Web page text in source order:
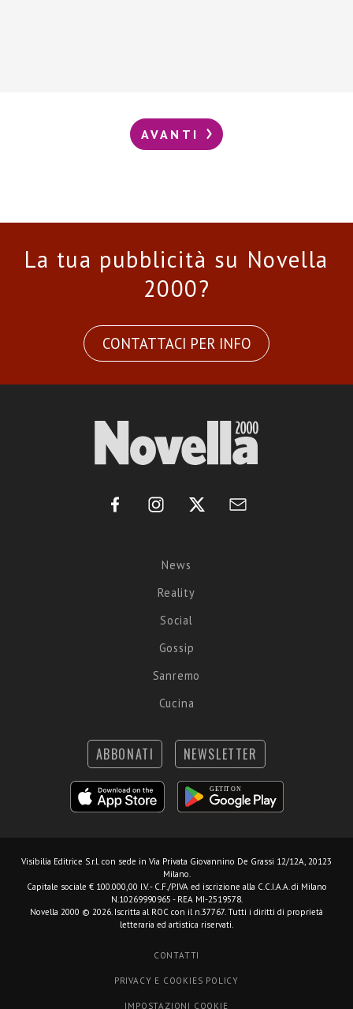
AVANTI
La tua pubblicità su Novella
2000?
CONTATTACI PER INFO
News
Reality
Social
Gossip
Sanremo
Cucina
ABBONATI NEWSLETTER
Visibilia Editrice S.r.l. con sede in Via Privata Giovannino De Grassi 12/12A, 20123
Milano.
Capitale sociale € 100.000,00 I.V. - C.F./P.IVA ed iscrizione alla C.C.I.A.A. di Milano
N.10269990965 - REA MI-2519578.
Novella 2000 © 2026. Iscritta al ROC con il n.37767. Tutti i diritti di proprietà
letteraria ed artistica riservati.
CONTATTI
PRIVACY E COOKIES POLICY
IMPOSTAZIONI COOKIE